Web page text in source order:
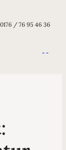
0176 / 76 95 46 36